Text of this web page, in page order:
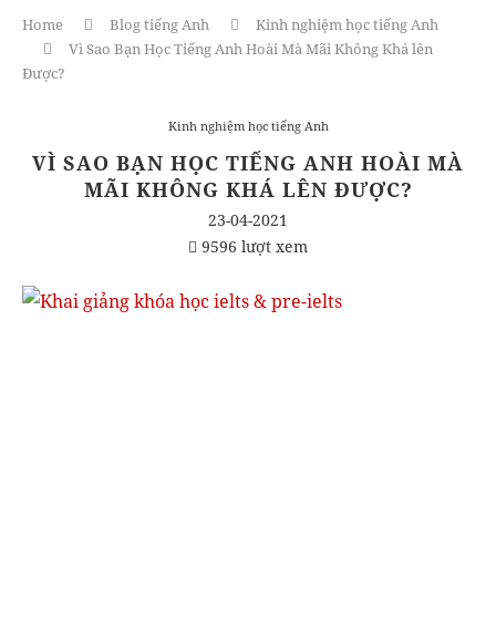
Home Blog tiếng Anh
Kinh nghiệm học tiếng Anh
Vì Sao Bạn Học Tiếng Anh Hoài Mà Mãi Không Khá lên
Được?
Kinh nghiệm học tiếng Anh
VÌ SAO BẠN HỌC TIẾNG ANH HOÀI MÀ
MÃI KHÔNG KHÁ LÊN ĐƯỢC?
23-04-2021
9596 lượt xem